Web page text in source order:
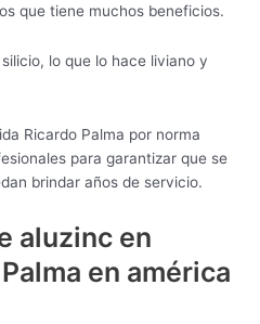
que tiene muchos beneficios.
lo que lo hace liviano y
Ricardo Palma por norma
para garantizar que se
brindar años de servicio.
aluzinc en
en américa